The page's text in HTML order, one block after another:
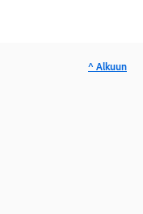
^ Alkuun